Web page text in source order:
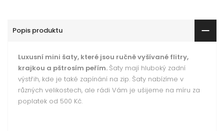
Popis produktu
Luxusní mini šaty, které jsou ručně vyšívané flitry,
krajkou a pštrosím peřím. Šaty mají hluboký zadní
výstřih, kde je také zapínání na zip. Šaty nabízíme v
různých velikostech, ale rádi Vám je ušijeme na míru za
poplatek od 500 Kč.